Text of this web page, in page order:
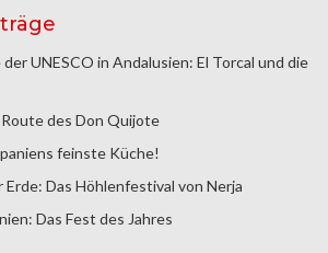
UNESCO in Andalusien: El Torcal und die
Route des Don Quijote
feinste Küche!
Das Höhlenfestival von Nerja
Das Fest des Jahres